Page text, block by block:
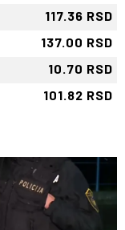
117.36 RSD
137.00 RSD
10.70 RSD
101.82 RSD